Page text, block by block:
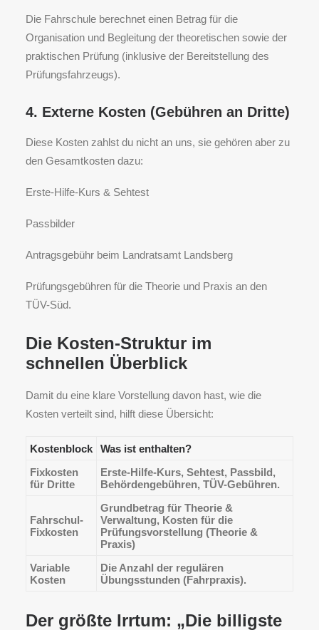
Die Fahrschule berechnet einen Betrag für die
Organisation und Begleitung der theoretischen sowie der
praktischen Prüfung (inklusive der Bereitstellung des
Prüfungsfahrzeugs).
4. Externe Kosten (Gebühren an Dritte)
Diese Kosten zahlst du nicht an uns, sie gehören aber zu
den Gesamtkosten dazu:
Erste-Hilfe-Kurs & Sehtest
Passbilder
Antragsgebühr beim Landratsamt Landsberg
Prüfungsgebühren für die Theorie und Praxis an den
TÜV-Süd.
Die Kosten-Struktur im
schnellen Überblick
Damit du eine klare Vorstellung davon hast, wie die
Kosten verteilt sind, hilft diese Übersicht:
Kostenblock
Was ist enthalten?
Fixkosten
für Dritte
Erste-Hilfe-Kurs, Sehtest, Passbild,
Behördengebühren, TÜV-Gebühren.
Fahrschul-
Fixkosten
Grundbetrag für Theorie &
Verwaltung, Kosten für die
Prüfungsvorstellung (Theorie &
Praxis)
Variable
Kosten
Die Anzahl der regulären
Übungsstunden (Fahrpraxis).
Der größte Irrtum: „Die billigste